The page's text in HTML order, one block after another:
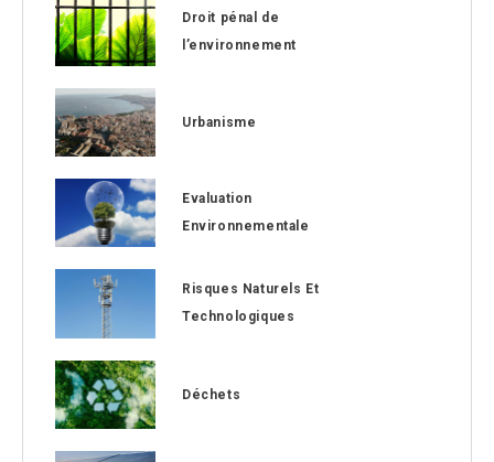
Droit pénal de
l’environnement
Urbanisme
Evaluation
Environnementale
Risques Naturels Et
Technologiques
Déchets